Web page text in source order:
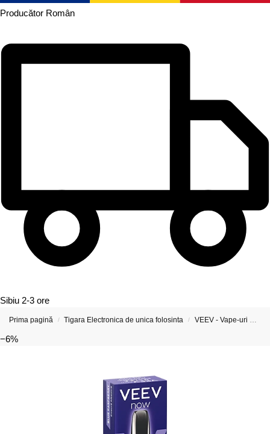
Producător Român
Sibiu 2-3 ore
Prima pagină / Tigara Electronica de unica folosinta / VEEV - Vape-uri Reîncărcabile și Capsule Preumplute
−6%